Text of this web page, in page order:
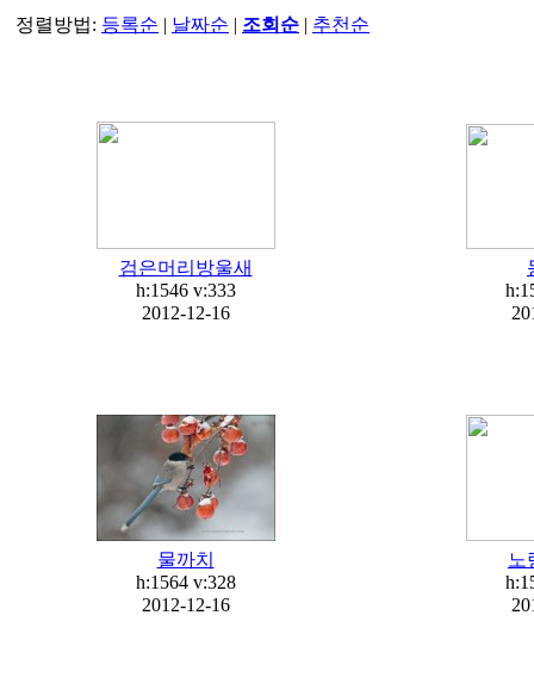
정렬방법: 등록순 | 날짜순 | 조회순 | 추천순
검은머리방울새
h:1546 v:333
2012-12-16
물까치
h:1564 v:328
2012-12-16
노